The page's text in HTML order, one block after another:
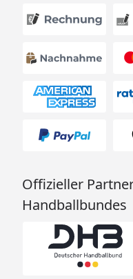
Offizieller
Handballbundes